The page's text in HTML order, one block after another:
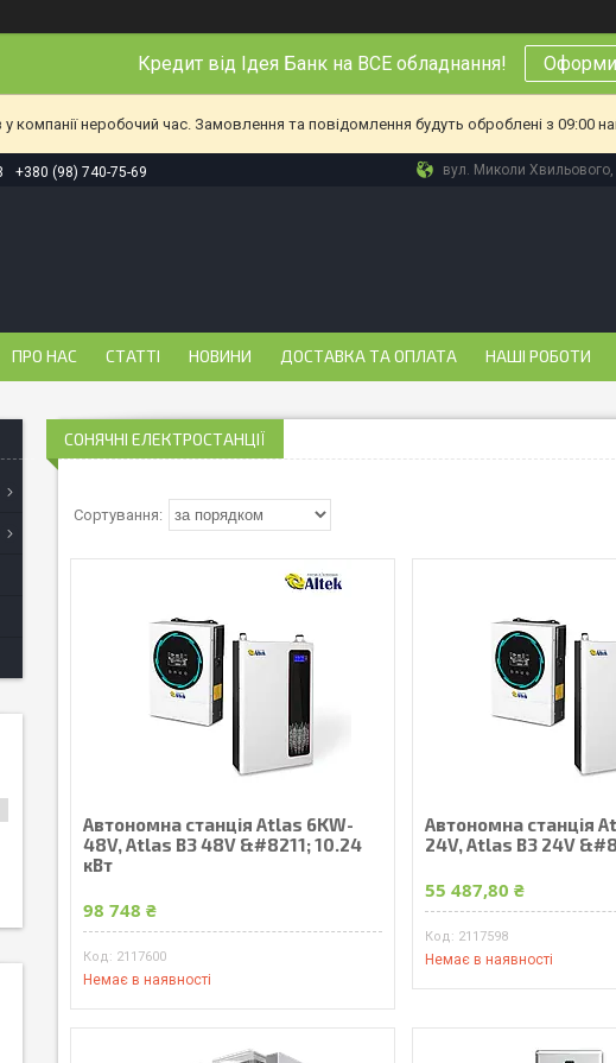
Кредит від Ідея Банк на ВСЕ обладнання!
у компанії неробочий час. Замовлення та повідомлення будуть оброблені з 09:00
+380 (98) 740-75-69 вул. Миколи Хвильового,
ПРО НАС СТАТТІ НОВИНИ ДОСТАВКА ТА ОПЛАТА НАШІ РОБОТИ
CОНЯЧНІ ЕЛЕКТРОСТАНЦІЇ
Автономна станція Atlas 6KW-
48V, Atlas В3 48V &#8211; 10.24
кBт
98 748 ₴
2117600
Немає в наявності
Автономна станція
24V, Atlas В3 24V
55 487,80 ₴
2117598
Немає в наявності